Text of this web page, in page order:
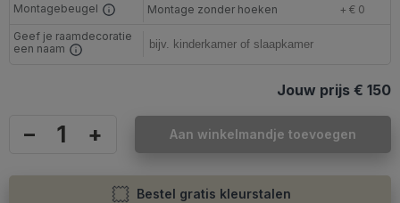
Montagebeugel Montage zonder hoeken
+ € 0
Geef je raamdecoratie
een naam
Jouw prijs € 150
– + Aan winkelmandje toevoegen
Bestel gratis kleurstalen